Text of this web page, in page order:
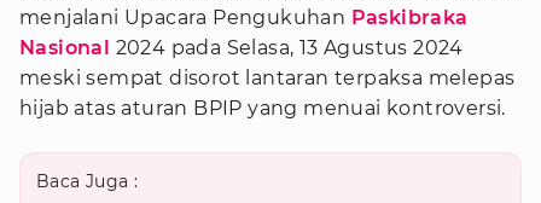
menjalani Upacara Pengukuhan Paskibraka
Nasional 2024 pada Selasa, 13 Agustus 2024
meski sempat disorot lantaran terpaksa melepas
hijab atas aturan BPIP yang menuai kontroversi.
Baca Juga :